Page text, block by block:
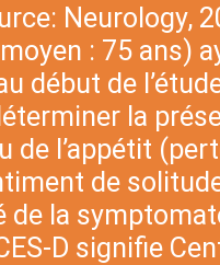
Neurology,
: 75
début de
la
l’appétit
de
de la
D signifie